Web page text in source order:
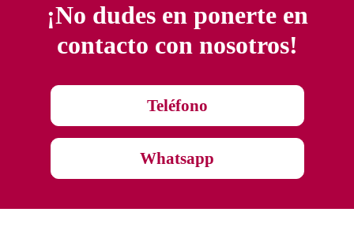
¡No dudes en ponerte en
contacto con nosotros!
Teléfono
Whatsapp